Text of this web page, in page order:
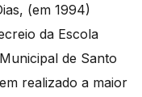
(em 1994)
da Escola
de Santo
realizado a maior